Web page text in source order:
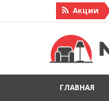
Акции
ГЛАВНАЯ